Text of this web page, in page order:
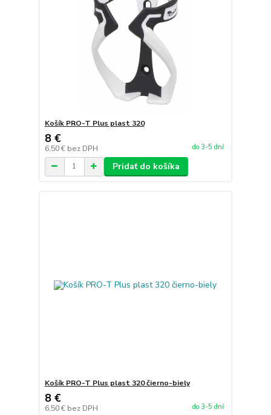
Košík PRO-T Plus plast 320
8 €
6,50 € bez DPH do 3-5 dní
Pridať do košíka
Košík PRO-T Plus plast 320 čierno-biely
8 €
6,50 € bez DPH do 3-5 dní